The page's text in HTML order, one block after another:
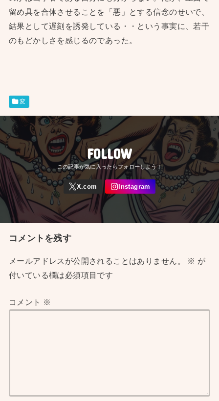
留め具を合体させることを「悪」とする信念のせいで、
結果として遅刻を誘発している・・という事実に、若干
のもどかしさを感じるのであった。
変
FOLLOW
コメントを残す
メールアドレスが公開されることはありません。 ※ が
付いている欄は必須項目です
コメント ※